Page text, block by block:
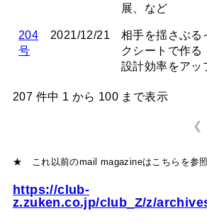
展、など
204
号
2021/12/21
相手を揺さぶる
クシートで作る
設計効率をアッ
207 件中 1 から 100 まで表示
❮
★ これ以前のmail magazineはこちらを参照
https://club-
z.zuken.co.jp/club_Z/z/